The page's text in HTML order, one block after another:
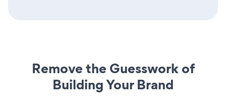
Remove the Guesswork of
Building Your Brand